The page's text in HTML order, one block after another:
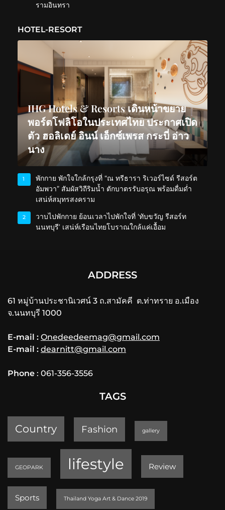
รามอินทรา
HOTEL-RESORT
IHG Hotels & Resorts เดินหน้าขยาย
พอร์ตโฟลิโอในประเทศไทย ประกาศเปิด
ตัว ฮอลิเดย์ อินน์ เอ็กซ์เพรส กระบี่ อ่าว
นาง
1
พักกาย พักใจใกล้กรุงที่ “ณ ทรีธารา ริเวอร์ไซด์ รีสอร์ต
อัมพวา” สัมผัสวิถีริมน้ำ ตักบาตรรับอรุณ พร้อมดื่มด่ำ
เสน่ห์สมุทรสงคราม
2
วาบไปพักกาย ย้อนเวลาไปพักใจที่ ‘ทับขวัญ รีสอร์ท
นนทบุรี’ เสน่ห์เรือนไทยโบราณใกล้แค่เอื้อม
ADDRESS
61 หมู่บ้านประชานิเวศน์ 3 ถ.สามัคคี ต.ท่าทราย อ.เมือง
จ.นนทบุรี 1000
E-mail : Onedeedeemag@gmail.com
E-mail : dearnitt@gmail.com
Phone : 061-356-3556
TAGS
Country Fashion gallery
GEOPARK lifestyle Review
Sports Thailand Yoga Art & Dance 2019